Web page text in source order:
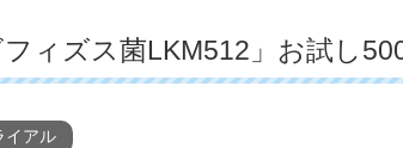
ィズス菌LKM512」お試し
イアル